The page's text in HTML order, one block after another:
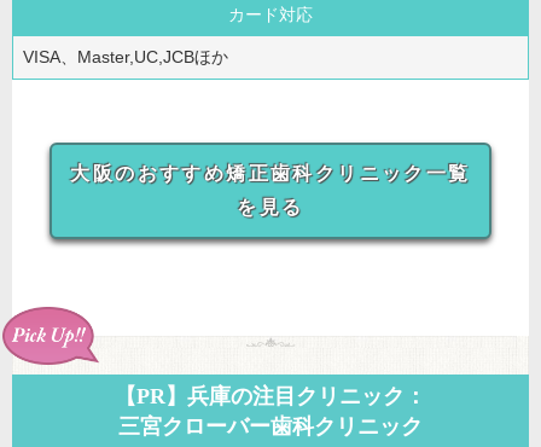
カード対応
VISA、Master,UC,JCBほか
大阪のおすすめ矯正歯科クリニック一覧
を見る
【PR】兵庫の注目クリニック：
三宮クローバー歯科クリニック